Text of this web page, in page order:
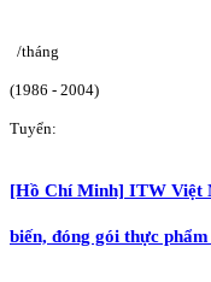
/tháng
(1986 - 2004)
Tuyển:
[Hồ Chí Minh] ITW Việt
biến, đóng gói thực